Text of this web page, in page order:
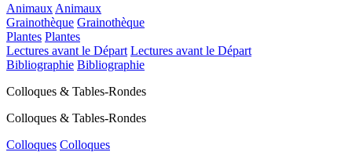
Animaux Animaux
Grainothèque Grainothèque
Plantes Plantes
Lectures avant le Départ Lectures avant le Départ
Bibliographie Bibliographie
Colloques & Tables-Rondes
Colloques & Tables-Rondes
Colloques Colloques